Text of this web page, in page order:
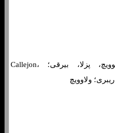
دراگوفسکی; کاسرس، میلنکوویچ، پزلا، بیرقی؛ Callejon،